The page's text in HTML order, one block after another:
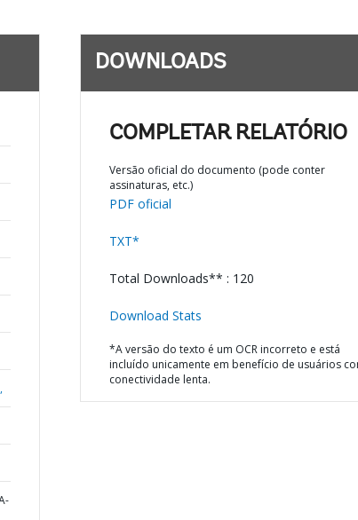
DOWNLOADS
COMPLETAR RELATÓRIO
Versão oficial do documento (pode conter
assinaturas, etc.)
PDF oficial
TXT*
Total Downloads** : 120
Download Stats
*A versão do texto é um OCR incorreto e está
incluído unicamente em benefício de usuários
conectividade lenta.